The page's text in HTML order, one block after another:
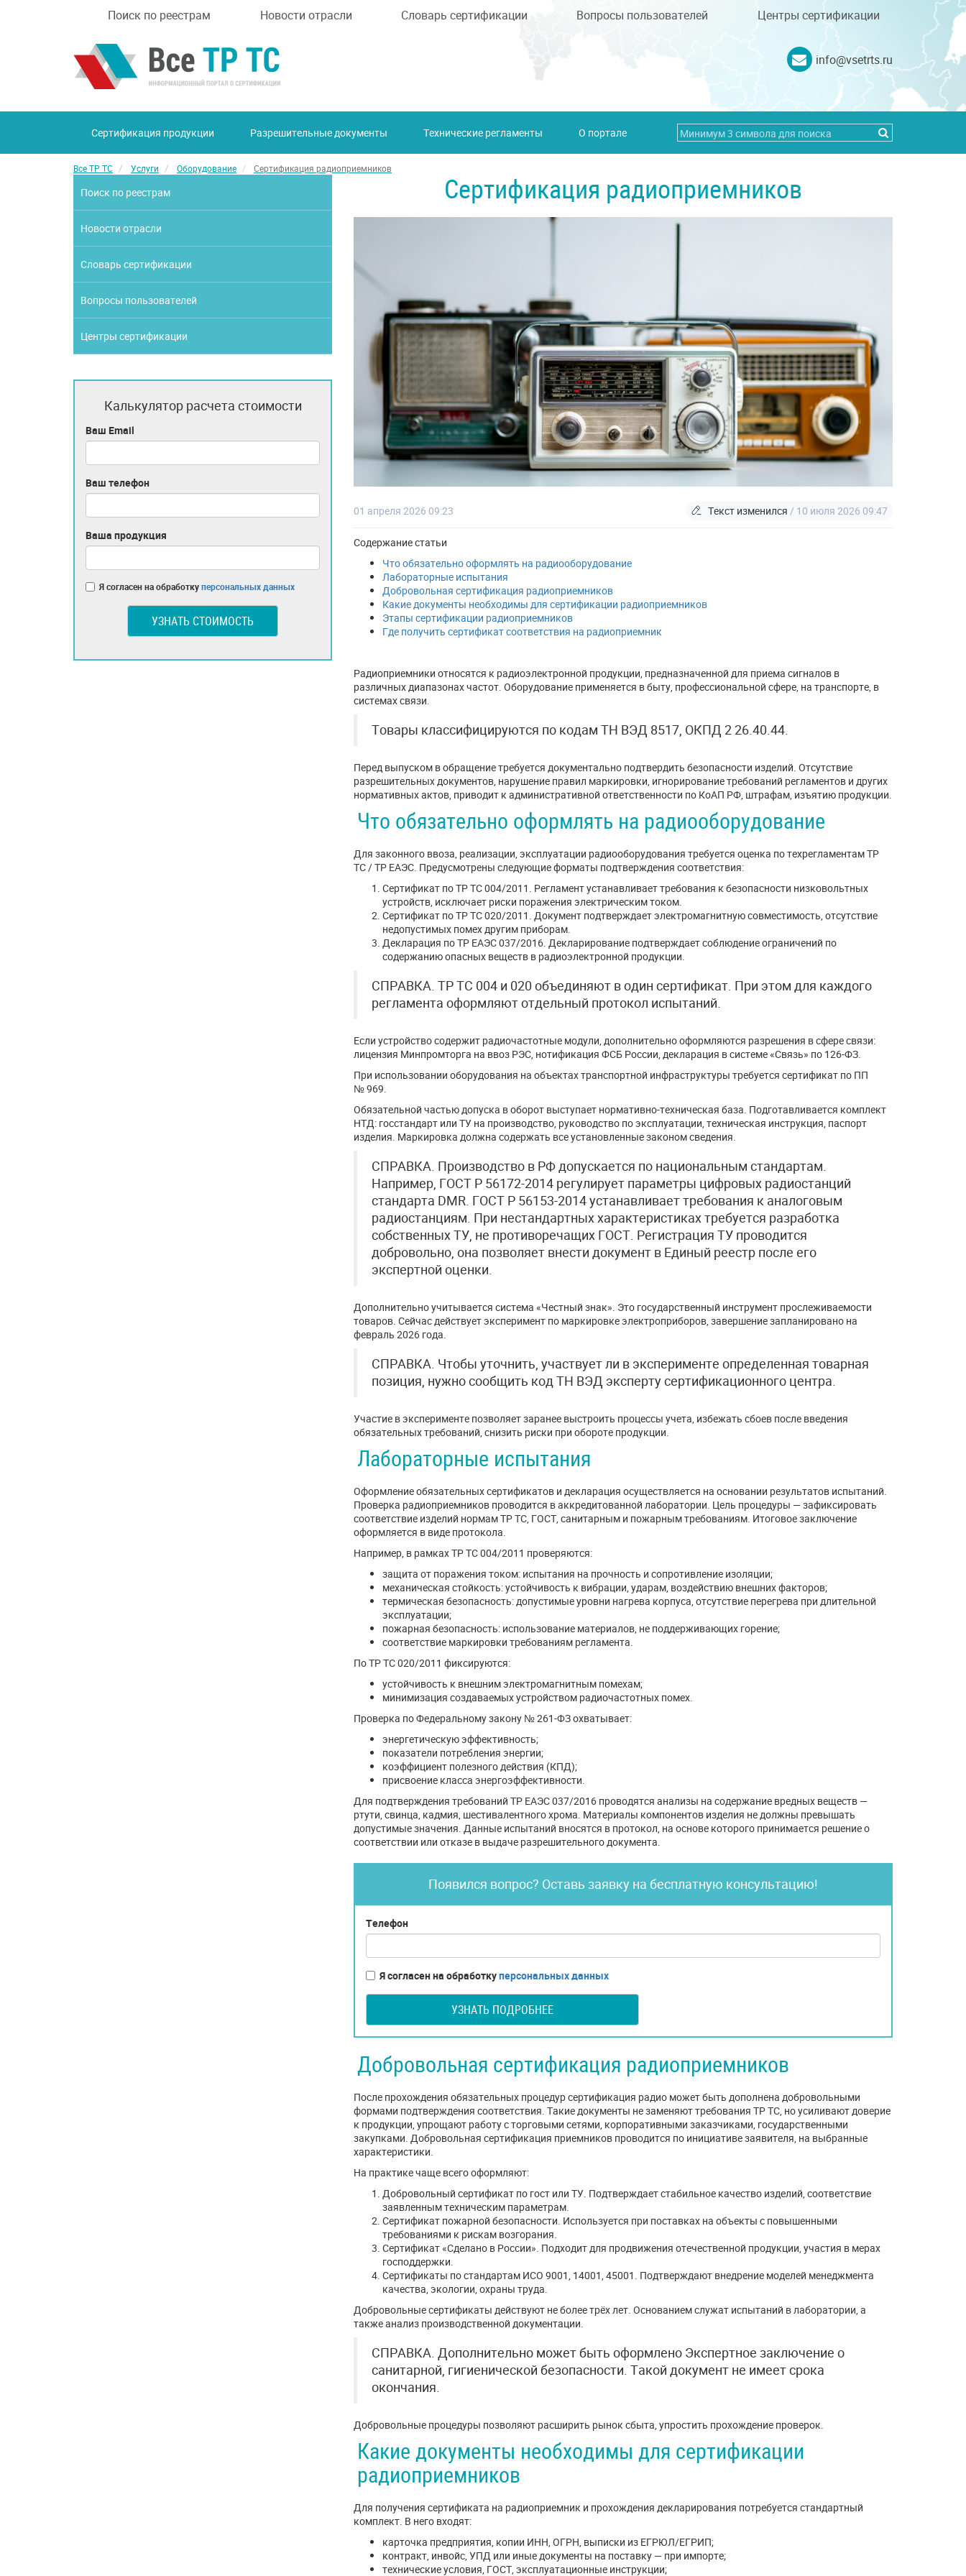
info@vsetrts.ru
Поиск по реестрам Новости отрасли Словарь сертификации Вопросы пользователей Центры сертификации
Сертификация продукции Разрешительные документы Технические регламенты О портале
Все ТР ТС Услуги Оборудование Сертификация радиоприемников
Сертификация радиоприемников
01 апреля 2026 09:23 Текст изменился / 10 июля 2026 09:47
Содержание статьи
Что обязательно оформлять на радиооборудование
Лабораторные испытания
Добровольная сертификация радиоприемников
Какие документы необходимы для сертификации радиоприемников
Этапы сертификации радиоприемников
Где получить сертификат соответствия на радиоприемник
Радиоприемники относятся к радиоэлектронной продукции, предназначенной для приема сигналов в
различных диапазонах частот. Оборудование применяется в быту, профессиональной сфере, на транспорте, в
системах связи.
Товары классифицируются по кодам ТН ВЭД 8517, ОКПД 2 26.40.44.
Перед выпуском в обращение требуется документально подтвердить безопасности изделий. Отсутствие
разрешительных документов, нарушение правил маркировки, игнорирование требований регламентов и других
нормативных актов, приводит к административной ответственности по КоАП РФ, штрафам, изъятию продукции.
Что обязательно оформлять на радиооборудование
Для законного ввоза, реализации, эксплуатации радиооборудования требуется оценка по техрегламентам ТР
ТС / ТР ЕАЭС. Предусмотрены следующие форматы подтверждения соответствия:
Сертификат по ТР ТС 004/2011. Регламент устанавливает требования к безопасности низковольтных
устройств, исключает риски поражения электрическим током.
Сертификат по ТР ТС 020/2011. Документ подтверждает электромагнитную совместимость, отсутствие
недопустимых помех другим приборам.
Декларация по ТР ЕАЭС 037/2016. Декларирование подтверждает соблюдение ограничений по
содержанию опасных веществ в радиоэлектронной продукции.
СПРАВКА. ТР ТС 004 и 020 объединяют в один сертификат. При этом для каждого
регламента оформляют отдельный протокол испытаний.
Если устройство содержит радиочастотные модули, дополнительно оформляются разрешения в сфере связи:
лицензия Минпромторга на ввоз РЭС, нотификация ФСБ России, декларация в системе «Связь» по 126-ФЗ.
При использовании оборудования на объектах транспортной инфраструктуры требуется сертификат по ПП
№ 969.
Обязательной частью допуска в оборот выступает нормативно-техническая база. Подготавливается комплект
НТД: госстандарт или ТУ на производство, руководство по эксплуатации, техническая инструкция, паспорт
изделия. Маркировка должна содержать все установленные законом сведения.
СПРАВКА. Производство в РФ допускается по национальным стандартам.
Например, ГОСТ Р 56172-2014 регулирует параметры цифровых радиостанций
стандарта DMR. ГОСТ Р 56153-2014 устанавливает требования к аналоговым
радиостанциям. При нестандартных характеристиках требуется разработка
собственных ТУ, не противоречащих ГОСТ. Регистрация ТУ проводится
добровольно, она позволяет внести документ в Единый реестр после его
экспертной оценки.
Дополнительно учитывается система «Честный знак». Это государственный инструмент прослеживаемости
товаров. Сейчас действует эксперимент по маркировке электроприборов, завершение запланировано на
февраль 2026 года.
СПРАВКА. Чтобы уточнить, участвует ли в эксперименте определенная товарная
позиция, нужно сообщить код ТН ВЭД эксперту сертификационного центра.
Участие в эксперименте позволяет заранее выстроить процессы учета, избежать сбоев после введения
обязательных требований, снизить риски при обороте продукции.
Лабораторные испытания
Оформление обязательных сертификатов и декларация осуществляется на основании результатов испытаний.
Проверка радиоприемников проводится в аккредитованной лаборатории. Цель процедуры — зафиксировать
соответствие изделий нормам ТР ТС, ГОСТ, санитарным и пожарным требованиям. Итоговое заключение
оформляется в виде протокола.
Например, в рамках ТР ТС 004/2011 проверяются:
защита от поражения током: испытания на прочность и сопротивление изоляции;
механическая стойкость: устойчивость к вибрации, ударам, воздействию внешних факторов;
термическая безопасность: допустимые уровни нагрева корпуса, отсутствие перегрева при длительной
эксплуатации;
пожарная безопасность: использование материалов, не поддерживающих горение;
соответствие маркировки требованиям регламента.
По ТР ТС 020/2011 фиксируются:
устойчивость к внешним электромагнитным помехам;
минимизация создаваемых устройством радиочастотных помех.
Проверка по Федеральному закону № 261-ФЗ охватывает:
энергетическую эффективность;
показатели потребления энергии;
коэффициент полезного действия (КПД);
присвоение класса энергоэффективности.
Для подтверждения требований ТР ЕАЭС 037/2016 проводятся анализы на содержание вредных веществ —
ртути, свинца, кадмия, шестивалентного хрома. Материалы компонентов изделия не должны превышать
допустимые значения. Данные испытаний вносятся в протокол, на основе которого принимается решение о
соответствии или отказе в выдаче разрешительного документа.
Появился вопрос? Оставь заявку на бесплатную консультацию!
Телефон
Я согласен на обработкуперсональных данных
УЗНАТЬ ПОДРОБНЕЕ
Добровольная сертификация радиоприемников
После прохождения обязательных процедур сертификация радио может быть дополнена добровольными
формами подтверждения соответствия. Такие документы не заменяют требования ТР ТС, но усиливают доверие
к продукции, упрощают работу с торговыми сетями, корпоративными заказчиками, государственными
закупками. Добровольная сертификация приемников проводится по инициативе заявителя, на выбранные
характеристики.
На практике чаще всего оформляют:
Добровольный сертификат по гост или ТУ. Подтверждает стабильное качество изделий, соответствие
заявленным техническим параметрам.
Сертификат пожарной безопасности. Используется при поставках на объекты с повышенными
требованиями к рискам возгорания.
Сертификат «Сделано в России». Подходит для продвижения отечественной продукции, участия в мерах
господдержки.
Сертификаты по стандартам ИСО 9001, 14001, 45001. Подтверждают внедрение моделей менеджмента
качества, экологии, охраны труда.
Добровольные сертификаты действуют не более трёх лет. Основанием служат испытаний в лаборатории, а
также анализ производственной документации.
СПРАВКА. Дополнительно может быть оформлено Экспертное заключение о
санитарной, гигиенической безопасности. Такой документ не имеет срока
окончания.
Добровольные процедуры позволяют расширить рынок сбыта, упростить прохождение проверок.
Какие документы необходимы для сертификации
радиоприемников
Для получения сертификата на радиоприемник и прохождения декларирования потребуется стандартный
комплект. В него входят:
карточка предприятия, копии ИНН, ОГРН, выписки из ЕГРЮЛ/ЕГРИП;
контракт, инвойс, УПД или иные документы на поставку — при импорте;
технические условия, ГОСТ, эксплуатационные инструкции;
Поиск по реестрам
Новости отрасли
Словарь сертификации
Вопросы пользователей
Центры сертификации
Калькулятор расчета стоимости
Ваш Email
Ваш телефон
Ваша продукция
Я согласен на обработкуперсональных данных
УЗНАТЬ СТОИМОСТЬ